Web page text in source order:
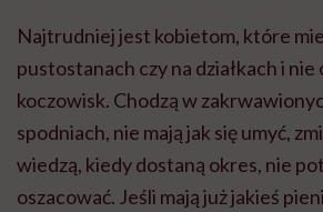
Najtrudniej jest kobietom, które
pustostanach czy na działkach i
koczowisk. Chodzą w
spodniach, nie mają jak się umyć,
wiedzą, kiedy dostaną okres, nie
oszacować. Jeśli mają już jakieś